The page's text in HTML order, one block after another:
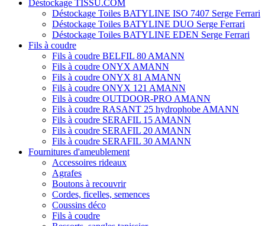
Déstockage TISSU.COM
Déstockage Toiles BATYLINE ISO 7407 Serge Ferrari
Déstockage Toiles BATYLINE DUO Serge Ferrari
Déstockage Toiles BATYLINE EDEN Serge Ferrari
Fils à coudre
Fils à coudre BELFIL 80 AMANN
Fils à coudre ONYX AMANN
Fils à coudre ONYX 81 AMANN
Fils à coudre ONYX 121 AMANN
Fils à coudre OUTDOOR-PRO AMANN
Fils à coudre RASANT 25 hydrophobe AMANN
Fils à coudre SERAFIL 15 AMANN
Fils à coudre SERAFIL 20 AMANN
Fils à coudre SERAFIL 30 AMANN
Fournitures d'ameublement
Accessoires rideaux
Agrafes
Boutons à recouvrir
Cordes, ficelles, semences
Coussins déco
Fils à coudre